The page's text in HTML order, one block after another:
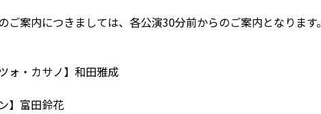
案内につきましては、各公演30分前からのご案内となります。
ォ・カサノ】和田雅成
】富田鈴花